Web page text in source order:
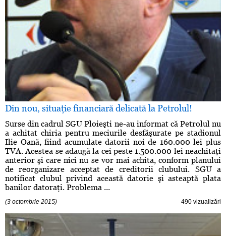
Din nou, situaţie financiară delicată la Petrolul!
Surse din cadrul SGU Ploieşti ne-au informat că Petrolul nu
a achitat chiria pentru meciurile desfăşurate pe stadionul
Ilie Oană, fiind acumulate datorii noi de 160.000 lei plus
TVA. Acestea se adaugă la cei peste 1.500.000 lei neachitaţi
anterior şi care nici nu se vor mai achita, conform planului
de reorganizare acceptat de creditorii clubului. SGU a
notificat clubul privind această datorie şi asteaptă plata
banilor datoraţi. Problema ...
(3 octombrie 2015) 490 vizualizări